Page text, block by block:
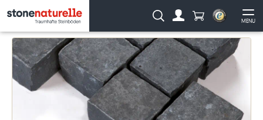
MENU
Suche: Anzahl